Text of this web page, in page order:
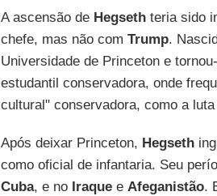
A ascensão de Hegsethteria sido
chefe, mas não com Trump.
Universidade de Princeton e
estudantil conservadora, onde
cultural" conservadora, como a
Após deixar Princeton, Hegseth
como oficial de infantaria. Seu
Cuba, e no Iraquee Afeganistão.